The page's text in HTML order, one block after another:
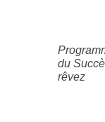
du
rêvez